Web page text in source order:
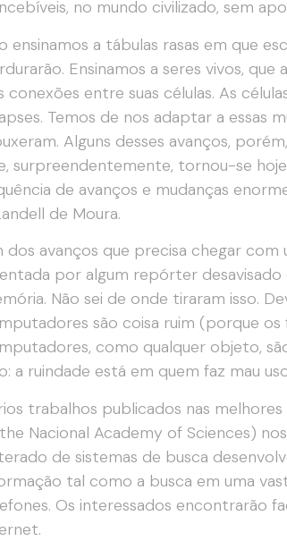
no mundo civilizado, sem
ensinamos a tábulas rasas em que
Ensinamos a seres vivos,
conexões entre suas células. As
Temos de nos adaptar a essas
Alguns desses avanços,
surpreendentemente, tornou-se
de avanços e mudanças
de Moura.
dos avanços que precisa chegar
por algum repórter
Não sei de onde tiraram isso.
são coisa ruim (porque os
como qualquer objeto,
a ruindade está em quem faz mau
trabalhos publicados nas
Nacional Academy of Sciences)
de sistemas de busca
tal como a busca em uma
Os interessados encontrarão